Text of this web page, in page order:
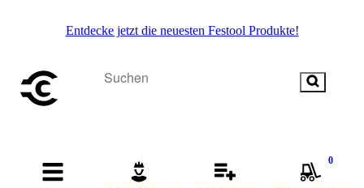
Entdecke jetzt die neuesten Festool Produkte!
0